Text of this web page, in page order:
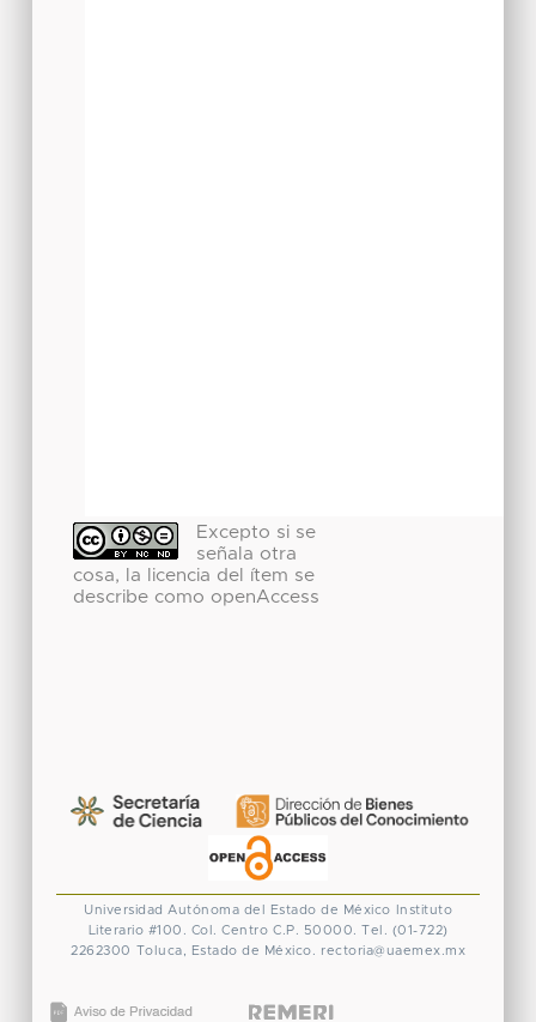
Excepto si se
señala otra
cosa, la licencia del ítem se
describe como openAccess
Universidad Autónoma del Estado de México
Instituto
Literario #100. Col. Centro C.P. 50000. Tel. (01-722)
2262300 Toluca, Estado de México. rectoria@uaemex.mx